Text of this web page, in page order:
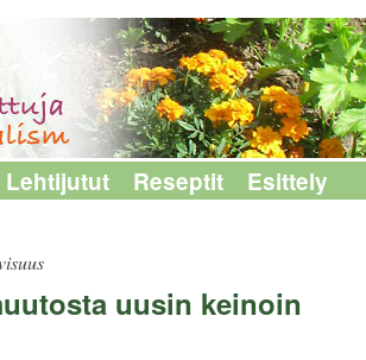
Lehtijutut Reseptit Esittely
uusin keinoin